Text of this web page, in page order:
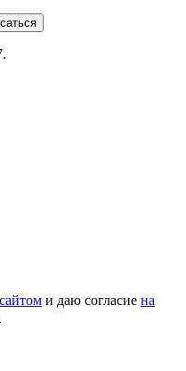
и даю согласие на